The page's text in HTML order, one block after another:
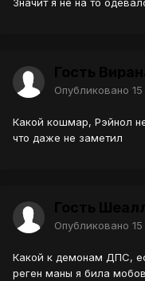
Значит я не на то
Опубликовано
Какой кошмар, Рэйнол
что даже не заметил
Опубликовано
Какой к демонам ДПС,
реген маны я била